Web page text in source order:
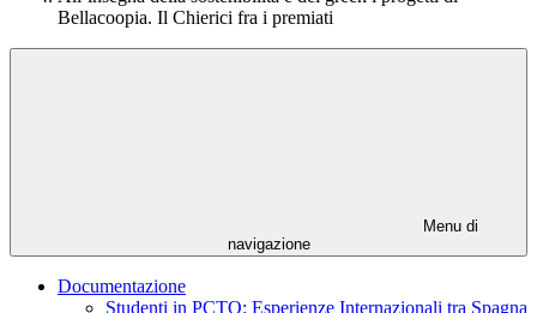
Bellacoopia. Il Chierici fra i premiati
Menu di
navigazione
Documentazione
Studenti in PCTO: Esperienze Internazionali tra Spagna